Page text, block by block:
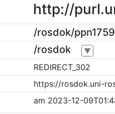
http://
/rosdok/
/rosdok ▼
REDIRECT_302
https://rosdok.uni-
am 2023-12-